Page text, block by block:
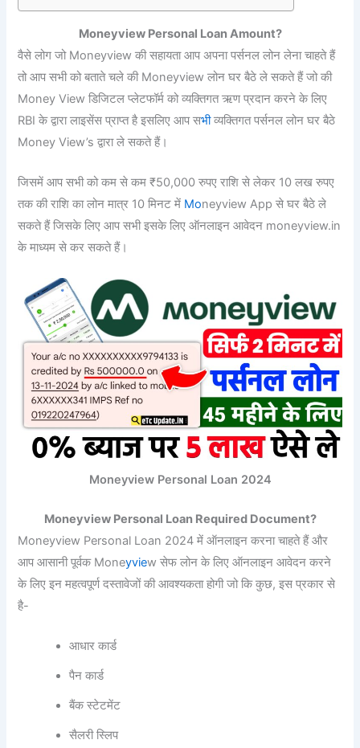
Moneyview Personal Loan Amount?
वैसे लोग जो Moneyview की सहायता आप अपना पर्सनल लोन लेना चाहते हैं
तो आप सभी को बताते चले की Moneyview लोन घर बैठे ले सकते हैं जो की
Money View डिजिटल प्लेटफॉर्म को व्यक्तिगत ऋण प्रदान करने के लिए
RBI के द्वारा लाइसेंस प्राप्त है इसलिए आप सभीव्यक्तिगत पर्सनल लोन घर बैठे
Money View’s द्वारा ले सकते हैं।
जिसमें आप सभी को कम से कम ₹50,000 रुपए राशि से लेकर 10 लख रुपए
तक की राशि का लोन मात्र 10 मिनट में Moneyview App से घर बैठे ले
सकते हैं जिसके लिए आप सभी इसके लिए ऑनलाइन आवेदन moneyview.in
के माध्यम से कर सकते हैं।
Moneyview Personal Loan 2024
Moneyview Personal Loan Required Document?
Moneyview Personal Loan 2024 में ऑनलाइन करना चाहते हैं और
आप आसानी पूर्वक Moneyview सेफ लोन के लिए ऑनलाइन आवेदन करने
के लिए इन महत्वपूर्ण दस्तावेजों की आवश्यकता होगी जो कि कुछ, इस प्रकार से
है-
आधार कार्ड
पैन कार्ड
बैंक स्टेटमेंट
सैलरी स्लिप